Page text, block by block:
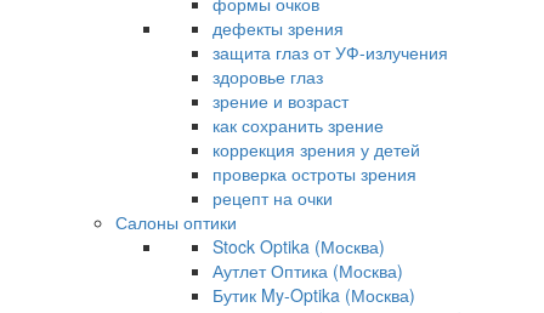
дефекты зрения
защита глаз от УФ-излучения
здоровье глаз
зрение и возраст
как сохранить зрение
коррекция зрения у детей
проверка остроты зрения
рецепт на очки
Салоны оптики
Stock Optika (Москва)
Аутлет Оптика (Москва)
Бутик My-Optika (Москва)